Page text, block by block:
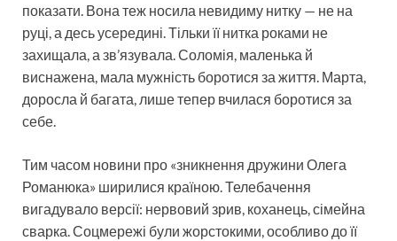
показати. Вона теж носила невидиму нитку — не на
руці, а десь усередині. Тільки її нитка роками не
захищала, а зв’язувала. Соломія, маленька й
виснажена, мала мужність боротися за життя. Марта,
доросла й багата, лише тепер вчилася боротися за
себе.
Тим часом новини про «зникнення дружини Олега
Романюка» ширилися країною. Телебачення
вигадувало версії: нервовий зрив, коханець, сімейна
сварка. Соцмережі були жорстокими, особливо до її